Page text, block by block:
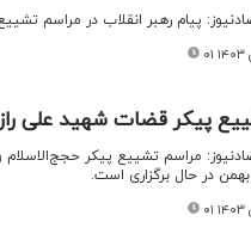
پیام رهبر انقلاب در مراسم
پیکر قضات شهید علی
مراسم تشییع پیکر
در حال برگزاری است.